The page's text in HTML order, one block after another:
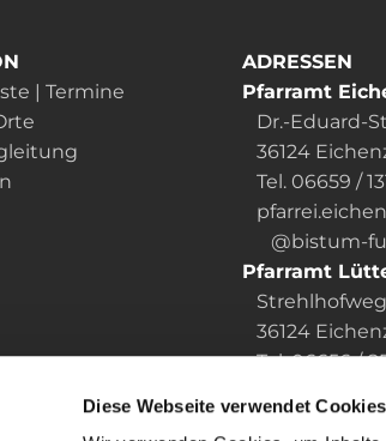
Diese Webseite verwendet Cookies
| Termine
ADRESSEN
Pfarramt
Dr.-Eduard-
36124
Tel. 06659 /
@bistum-
Pfarramt
36124
Tel. 06656 /